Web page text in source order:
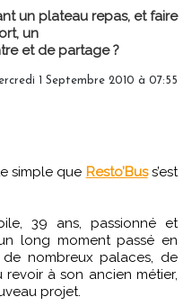
un plateau repas, et faire
un
et de partage ?
1 Septembre 2010 à 07:55
simple que Resto’Buss’est
39 ans, passionné et
long moment passé en
nombreux palaces, de
à son ancien métier,
projet.